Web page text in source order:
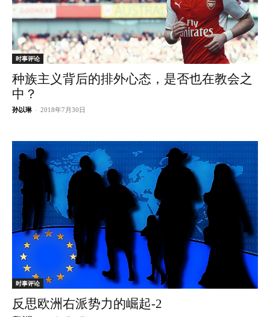
时事评论
种族主义背后的排外心态，是否也在教会之
中？
孙以琳 - 2018年7月30日
时事评论
反思欧洲右派势力的崛起-2